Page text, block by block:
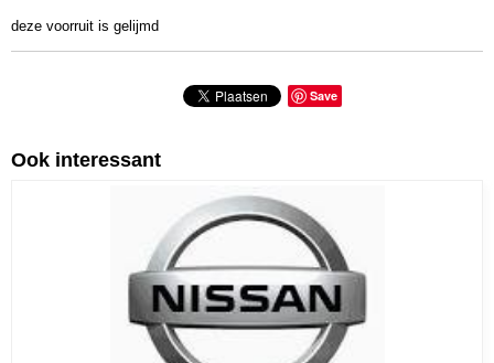
deze voorruit is gelijmd
Save
Ook interessant